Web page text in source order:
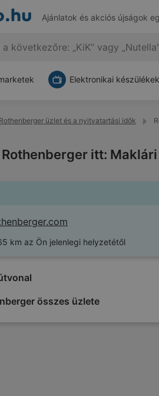
Ajánlatok és akciós újságok
Elektronikai készülékek
üzlet és a nyitvatartási idők
Rothenberger itt:
km az Ön jelenlegi helyzetétől
összes üzlete